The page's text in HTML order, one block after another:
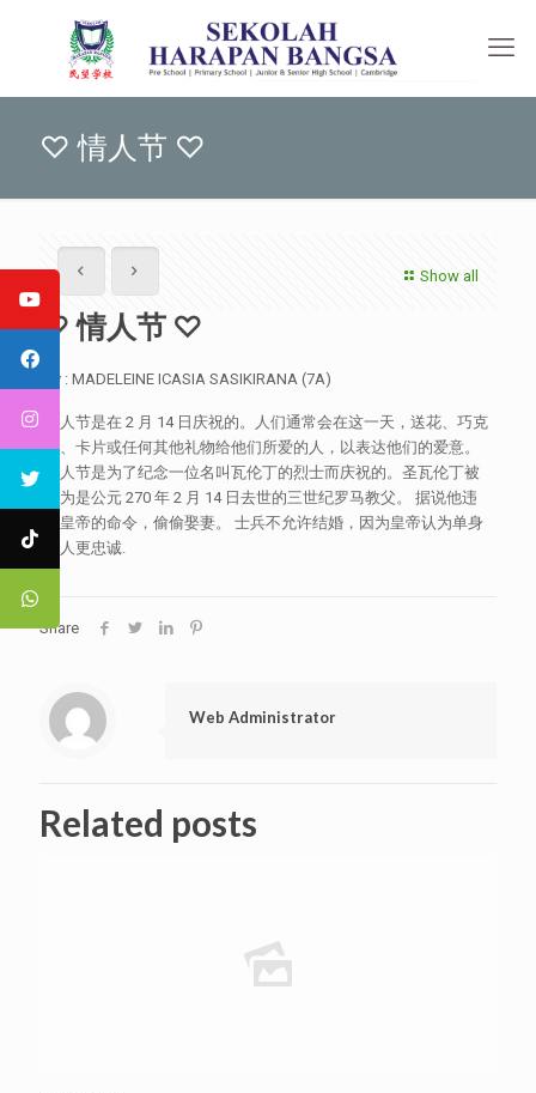
♡ 情人节 ♡
Show all
♡ 情人节 ♡
By : MADELEINE ICASIA SASIKIRANA (7A)
情人节是在 2 月 14 日庆祝的。人们通常会在这一天，送花、巧克
力、卡片或任何其他礼物给他们所爱的人，以表达他们的爱意。
情人节是为了纪念一位名叫瓦伦丁的烈士而庆祝的。圣瓦伦丁被
认为是公元 270 年 2 月 14 日去世的三世纪罗马教父。 据说他违
抗皇帝的命令，偷偷娶妻。 士兵不允许结婚，因为皇帝认为单身
男人更忠诚.
Share
Web Administrator
Related posts